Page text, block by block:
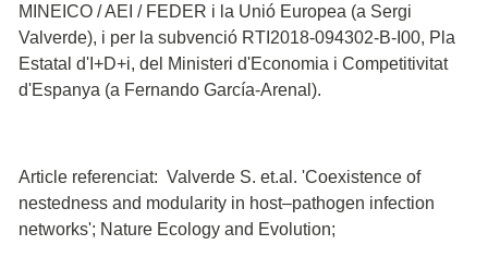
MINEICO / AEI / FEDER i la Unió Europea (a Sergi
Valverde), i per la subvenció RTI2018-094302-B-I00, Pla
Estatal d'I+D+i, del Ministeri d'Economia i Competitivitat
d'Espanya (a Fernando García-Arenal).
Article referenciat: Valverde S. et.al. 'Coexistence of
nestedness and modularity in host–pathogen infection
networks'; Nature Ecology and Evolution;